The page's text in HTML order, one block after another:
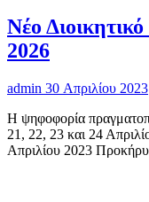
Νέο
2026
admin 30 Απριλίου 2023
Η ψηφοφορία
21, 22, 23 και 24
Απριλίου 2023